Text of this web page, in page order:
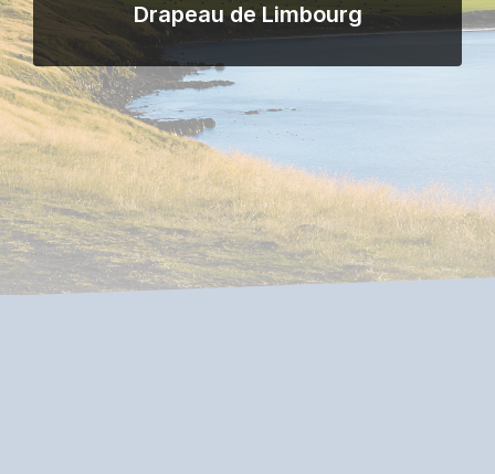
Drapeau de Limbourg